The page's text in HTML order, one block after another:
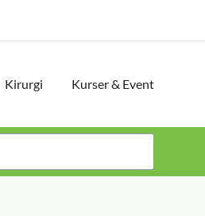
Kirurgi Kurser & Event